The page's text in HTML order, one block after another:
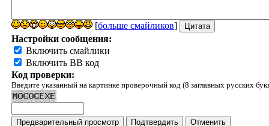
[больше смайликов]
Настройки сообщения:
Включить смайлики
Включить BB код
Код проверки:
Введите указанный на картинке проверочный код (8 заглавных русских